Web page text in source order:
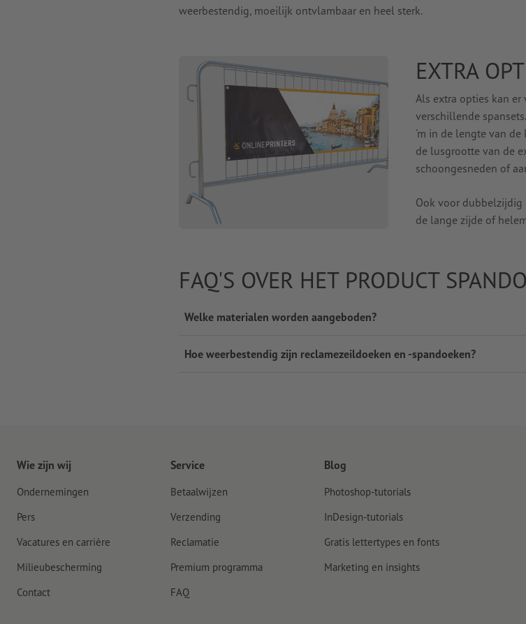
weerbestendig, moeilijk ontvlambaar en heel sterk.
EXTRA
Als extra opties kan
verschillende
'm in de lengte van de
de lusgrootte van de
schoongesneden of
Ook voor dubbelzijdig
de lange zijde of
FAQ'S OVER HET PRODUCT
Welke materialen worden aangeboden?
Hoe weerbestendig zijn reclamezeildoeken en -spandoeken?
Wie zijn wij
Ondernemingen
Pers
Vacatures en carrière
Milieubescherming
Contact
Service
Betaalwijzen
Verzending
Reclamatie
Premium programma
FAQ
Blog
Photoshop-tutorials
InDesign-tutorials
Gratis lettertypes en fonts
Marketing en insights